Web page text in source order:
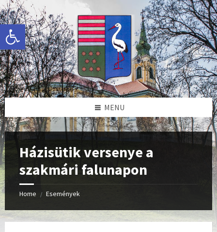
Eszköztár megnyitása
Skip
to
content
Skip
to
left
sidebar
Skip
to
footer
MENU
Házisütik versenye a
szakmári falunapon
Home / Események